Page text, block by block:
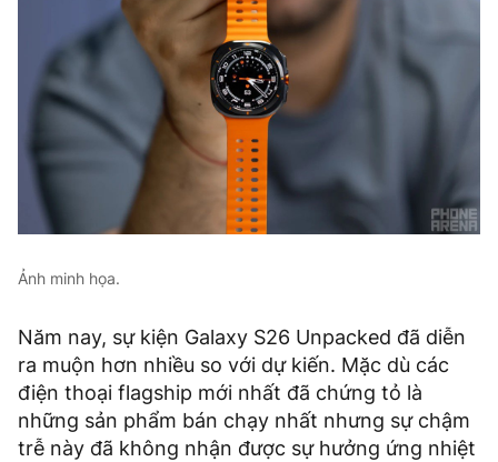
Ảnh minh họa.
Năm nay, sự kiện Galaxy S26 Unpacked đã diễn
ra muộn hơn nhiều so với dự kiến. Mặc dù các
điện thoại flagship mới nhất đã chứng tỏ là
những sản phẩm bán chạy nhất nhưng sự chậm
trễ này đã không nhận được sự hưởng ứng nhiệt